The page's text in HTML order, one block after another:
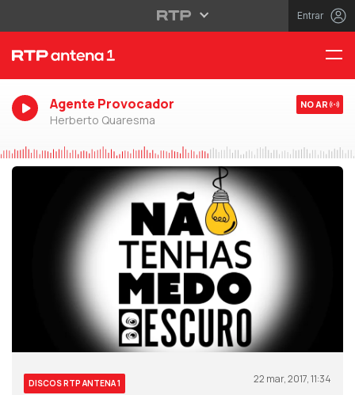
Entrar
Agente Provocador
Herberto Quaresma
NO AR
DISCOS RTP ANTENA 1 22 mar, 2017, 11:34